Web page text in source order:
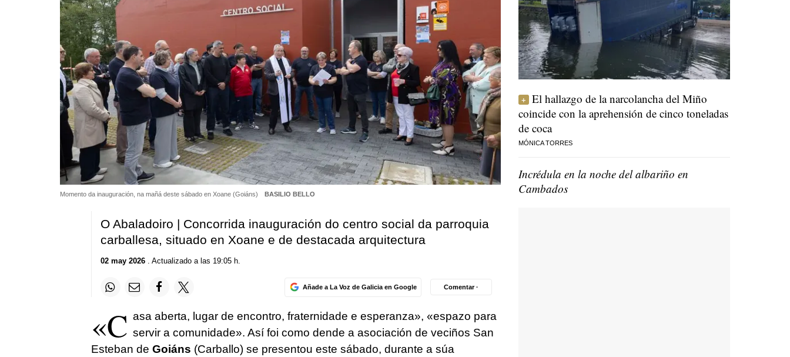
Momento da inauguración, na mañá deste sábado en Xoane (Goiáns) BASILIO BELLO
O Abaladoiro | Concorrida inauguración do centro social da parroquia
carballesa, situado en Xoane e de destacada arquitectura
02 may 2026. Actualizado a las 19:05 h.
Añade a La Voz de Galicia en Google Comentar ·
«C asa aberta, lugar de encontro, fraternidade e esperanza», «espazo para
servir a comunidade». Así foi como dende a asociación de veciños San
Esteban de Goiáns (Carballo) se presentou este sábado, durante a súa
El hallazgo de la narcolancha del Miño
coincide con la aprehensión de cinco toneladas
de coca
MÓNICA TORRES
Incrédula en la noche del albariño en
Cambados